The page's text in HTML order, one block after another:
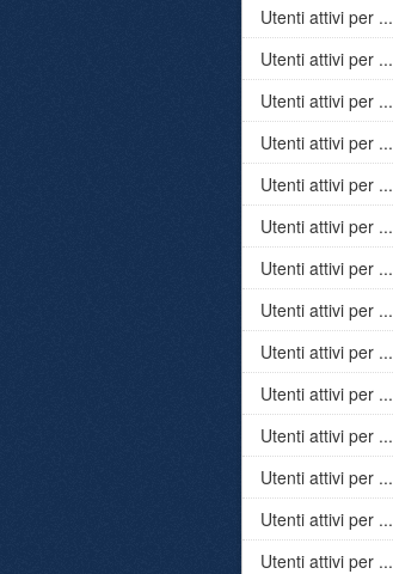
Utenti attivi per ...
Utenti attivi per ...
Utenti attivi per ...
Utenti attivi per ...
Utenti attivi per ...
Utenti attivi per ...
Utenti attivi per ...
Utenti attivi per ...
Utenti attivi per ...
Utenti attivi per ...
Utenti attivi per ...
Utenti attivi per ...
Utenti attivi per ...
Utenti attivi per ...